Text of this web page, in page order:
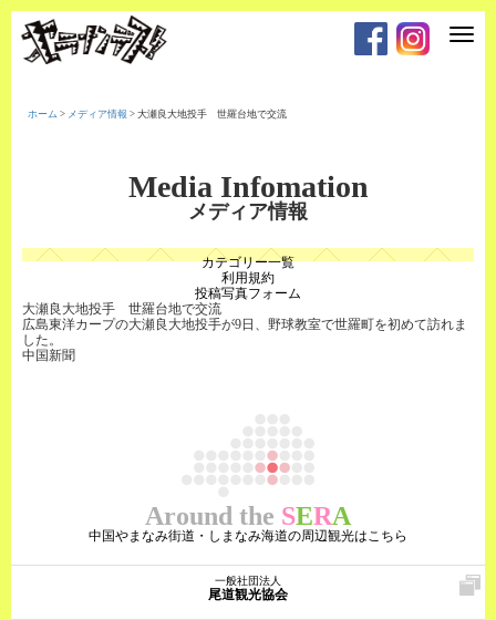
T
o
n
ホーム > メディア情報 > 大瀬良大地投手 世羅台地で交流
Media Infomation
メディア情報
カテゴリー一覧
利用規約
投稿写真フォーム
大瀬良大地投手 世羅台地で交流
広島東洋カープの大瀬良大地投手が9日、野球教室で世羅町を初めて訪れま
した。
中国新聞
Around the SERA
中国やまなみ街道・しまなみ海道の周辺観光はこちら
一般社団法人
尾道観光協会